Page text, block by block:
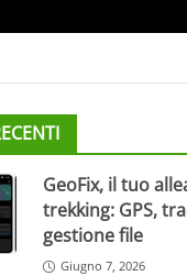
GeoFix, il tuo
trekking: GPS,
gestione file
Giugno 7, 2026